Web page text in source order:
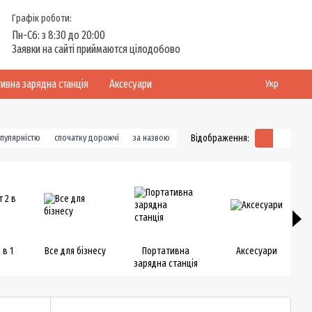
Графік роботи:
Пн-Сб: з 8:30 до 20:00
Заявки на сайті приймаются цілодобово
зарядна станція Аксесуари Укр
спочатку дорожчі за назвою Відображення:
1 Все для бізнесу
Портативна
зарядна станція
Аксесуари